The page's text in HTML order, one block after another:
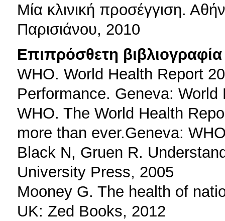
Μία κλινική προσέγγιση.
Παρισιάνου, 2010
Επιπρόσθετη βιβλιογραφία
WHO. World Health Report
Performance. Geneva:
WHO. The World Health
more than ever.Geneva:
Black N, Gruen R.
University Press, 2005
Mooney G. The health of
UK: Zed Books, 2012